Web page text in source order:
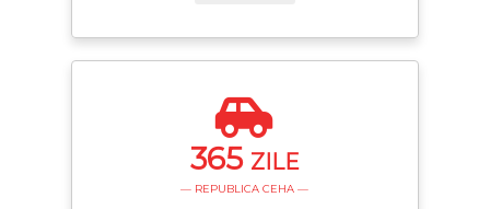
365 ZILE
— REPUBLICA CEHA —